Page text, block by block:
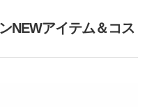
NEWアイテム＆コス